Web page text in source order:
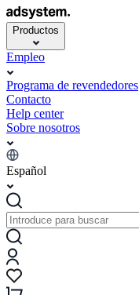
Productos
Empleo
Programa de revendedores
Contacto
Help center
Sobre nosotros
Español